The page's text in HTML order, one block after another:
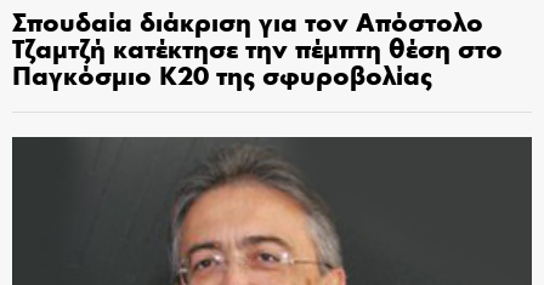
Σπουδαία διάκριση για τον Απόστολο
Τζαμτζή κατέκτησε την πέμπτη θέση στο
Παγκόσμιο Κ20 της σφυροβολίας